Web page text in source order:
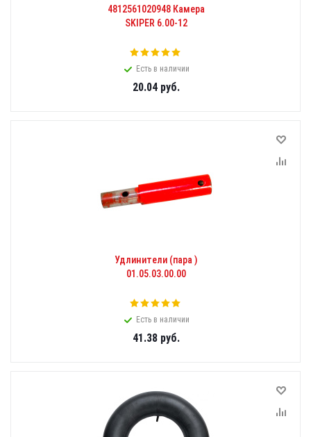
4812561020948 Камера
SKIPER 6.00-12
Есть в наличии
20.04руб.
Удлинители (пара )
01.05.03.00.00
Есть в наличии
41.38руб.